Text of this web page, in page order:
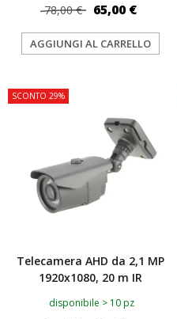
78,00 € 65,00 €
AGGIUNGI AL CARRELLO
SCONTO 29%
Telecamera AHD da 2,1 MP
1920x1080, 20 m IR
disponibile > 10 pz